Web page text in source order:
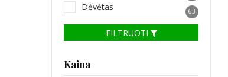
Dėvėtas 63
FILTRUOTI
Kaina